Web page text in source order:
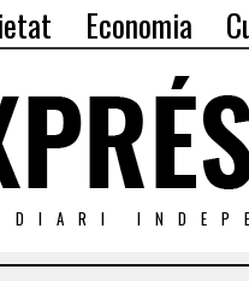
Economia
DIARI